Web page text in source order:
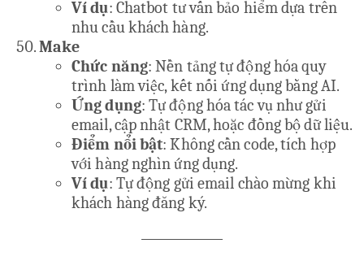
Ví dụ: Chatbot tư vấn bảo hiểm dựa trên
nhu cầu khách hàng.
Make
Chức năng: Nền tảng tự động hóa quy
trình làm việc, kết nối ứng dụng bằng AI.
Ứng dụng: Tự động hóa tác vụ như gửi
email, cập nhật CRM, hoặc đồng bộ dữ liệu.
Điểm nổi bật: Không cần code, tích hợp
với hàng nghìn ứng dụng.
Ví dụ: Tự động gửi email chào mừng khi
khách hàng đăng ký.